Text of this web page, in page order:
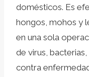
domésticos. Es
hongos, mohos y
en una sola
de virus,
contra